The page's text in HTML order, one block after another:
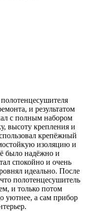
полотенцесушителя
и результатом
с полным набором
высоту крепления и
крепёжный
изоляцию и
было надёжно и
спокойно и очень
идеально. После
полотенцесушитель
и только потом
уютнее, а сам прибор